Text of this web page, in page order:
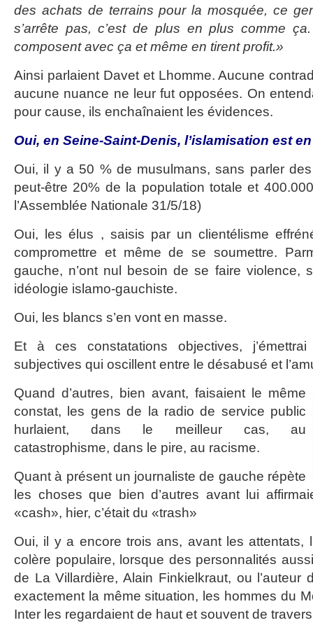
des achats de terrains pour la mosquée, ce
s’arrête pas, c’est de plus en plus comme
composent avec ça et même en tirent profit.»
Ainsi parlaient Davet et Lhomme. Aucune
aucune nuance ne leur fut opposées. On
pour cause, ils enchaînaient les évidences.
Oui, en Seine-Saint-Denis, l’islamisation est
Oui, il y a 50 % de musulmans, sans parler
peut-être 20% de la population totale et
l’Assemblée Nationale 31/5/18)
Oui, les élus , saisis par un clientélisme
compromettre et même de se soumettre.
gauche, n’ont nul besoin de se faire violence,
idéologie islamo-gauchiste.
Oui, les blancs s’en vont en masse.
Et à ces constatations objectives, j’émettrai
subjectives qui oscillent entre le désabusé et
Quand d’autres, bien avant, faisaient le même
constat, les gens de la radio de service public
hurlaient, dans le meilleur cas, au
catastrophisme, dans le pire, au racisme.
Quant à présent un journaliste de gauche répète
les choses que bien d’autres avant lui
«cash», hier, c’était du «trash»
Oui, il y a encore trois ans, avant les attentats,
colère populaire, lorsque des personnalités
de La Villardière, Alain Finkielkraut, ou l’auteur
exactement la même situation, les hommes du
Inter les regardaient de haut et souvent de